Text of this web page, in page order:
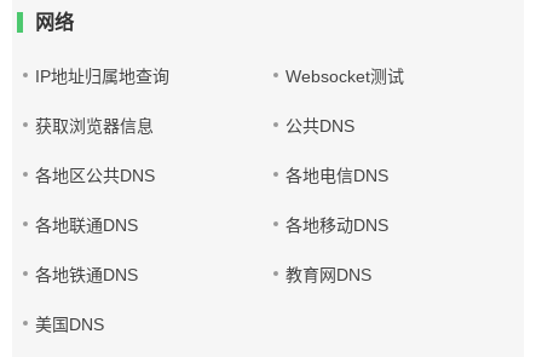
网络
IP地址归属地查询 Websocket测试
获取浏览器信息 公共DNS
各地区公共DNS 各地电信DNS
各地联通DNS 各地移动DNS
各地铁通DNS 教育网DNS
美国DNS